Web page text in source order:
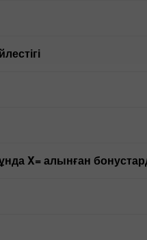
X= алынған